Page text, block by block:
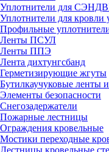
Уплотнители для
Уплотнители для кровли
Профильные
Ленты ПСУЛ
Ленты ППЭ
Лента дихтунгсбанд
Герметизирующие жгуты
Бутилкаучуковые ленты
Элементы безопасности
Снегозадержатели
Пожарные лестницы
Ограждения кровельные
Мостики переходные
Лестницы кровельные